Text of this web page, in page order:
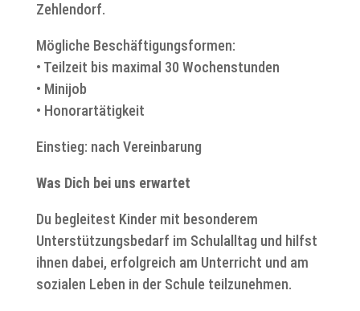
Zehlendorf.
Mögliche Beschäftigungsformen:
• Teilzeit bis maximal 30 Wochenstunden
• Minijob
• Honorartätigkeit
Einstieg: nach Vereinbarung
Was Dich bei uns erwartet
Du begleitest Kinder mit besonderem
Unterstützungsbedarf im Schulalltag und hilfst
ihnen dabei, erfolgreich am Unterricht und am
sozialen Leben in der Schule teilzunehmen.